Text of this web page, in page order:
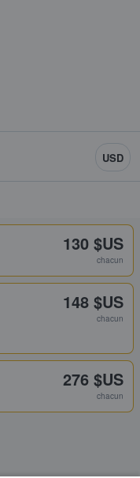
USD
130 $US
chacun
148 $US
chacun
276 $US
chacun